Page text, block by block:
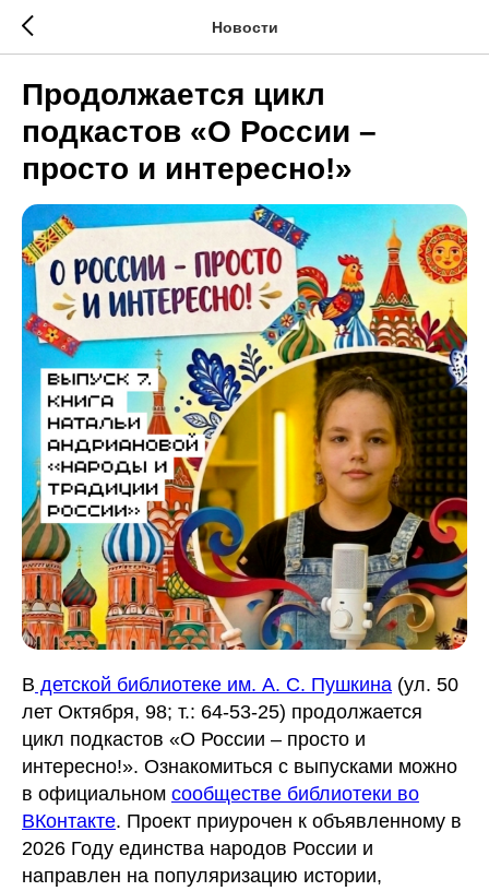
Новости
Продолжается цикл
подкастов «О России –
просто и интересно!»
В детской библиотеке им. А. С. Пушкина (ул. 50
лет Октября, 98; т.: 64-53-25) продолжается
цикл подкастов «О России – просто и
интересно!». Ознакомиться с выпусками можно
в официальном сообществе библиотеки во
ВКонтакте. Проект приурочен к объявленному в
2026 Году единства народов России и
направлен на популяризацию истории,